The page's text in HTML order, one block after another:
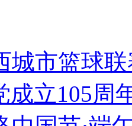
城市篮球
成立105周